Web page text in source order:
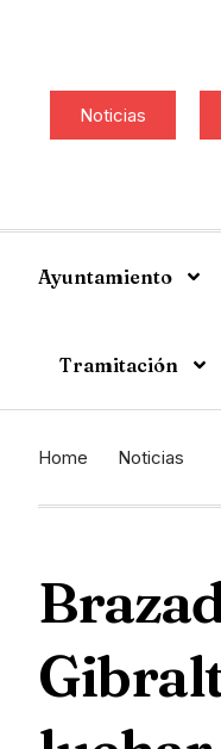
Noticias
Ayuntamiento
Tramitación
Home Noticias